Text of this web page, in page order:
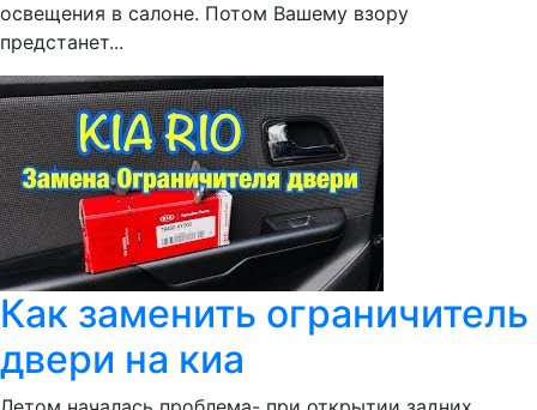
освещения в салоне. Потом Вашему взору
предстанет...
Как заменить ограничитель
двери на киа